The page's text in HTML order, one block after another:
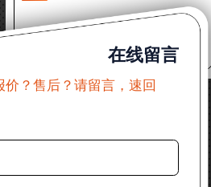
解时产500吨锤破，加工石灰石
头破碎设备有吗？给个详细
时100吨左右的鄂破和反击破，
土磨到200目，用什么磨粉设
在线留言
？售后？请留言，速回